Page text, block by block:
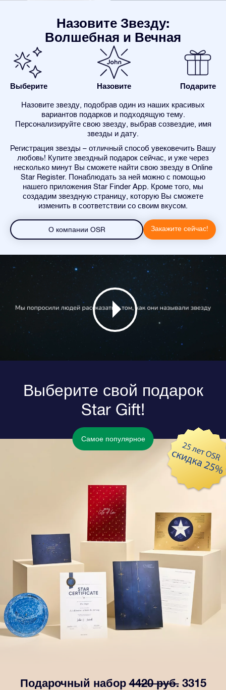
Назовите Звезду:
Волшебная и Вечная
Выберите Назовите Подарите
Назовите звезду, подобрав один из наших красивых
вариантов подарков и подходящую тему.
Персонализируйте свою звезду, выбрав созвездие, имя
звезды и дату.
Регистрация звезды – отличный способ увековечить Вашу
любовь! Купите звездный подарок сейчас, и уже через
несколько минут Вы сможете найти свою звезду в Online
Star Register. Понаблюдать за ней можно с помощью
нашего приложения Star Finder App. Кроме того, мы
создадим звездную страницу, которую Вы сможете
изменить в соответствии со своим вкусом.
О компании OSR Закажите сейчас!
Выберите свой подарок
Star Gift!
Самое популярное
Подарочный набор4420 руб. 3315